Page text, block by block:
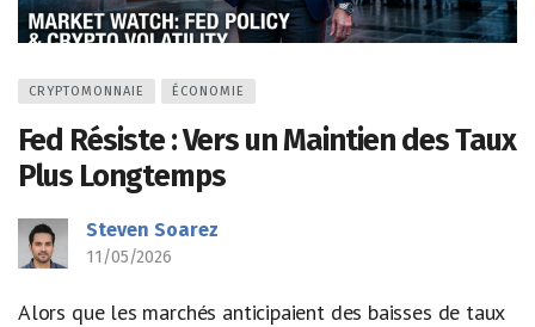
CRYPTOMONNAIE ÉCONOMIE
Fed Résiste : Vers un Maintien des Taux
Plus Longtemps
Steven Soarez
11/05/2026
Alors que les marchés anticipaient des baisses de taux